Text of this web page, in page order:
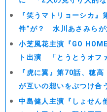
『笑うマトリョーシカ』
件”が？ 水川あさみらが
小芝風花主演『GO
ト出演 「とうとうオフ
『虎に翼』第70話、穂
が互いの想いをぶつけ合
中島健人主演『しょせん